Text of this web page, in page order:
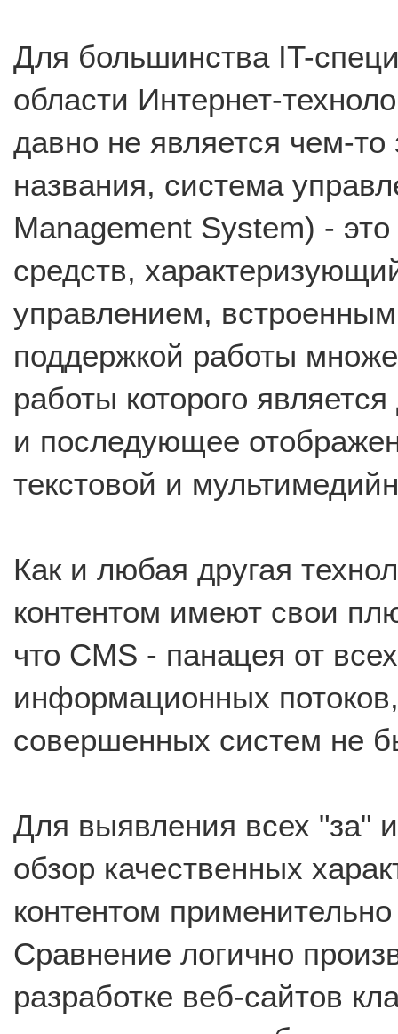
Для большинства IT-
области Интернет-
давно не является чем-то
названия, система
Management System) -
средств,
управлением,
поддержкой работы
работы которого
и последующее
текстовой и
Как и любая другая
контентом имеют свои
что CMS - панацея от
информационных
совершенных систем не
Для выявления всех "за"
обзор качественных
контентом
Сравнение логично
разработке веб-сайтов